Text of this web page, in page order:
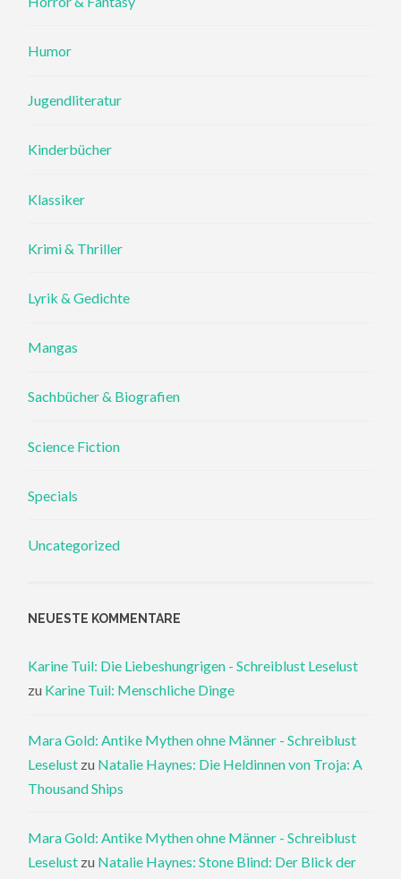
Humor
Jugendliteratur
Kinderbücher
Klassiker
Krimi & Thriller
Lyrik & Gedichte
Mangas
Sachbücher & Biografien
Science Fiction
Specials
Uncategorized
NEUESTE KOMMENTARE
Karine Tuil: Die Liebeshungrigen - Schreiblust Leselust
zu Karine Tuil: Menschliche Dinge
Mara Gold: Antike Mythen ohne Männer - Schreiblust
Leselust zu Natalie Haynes: Die Heldinnen von Troja: A
Thousand Ships
Mara Gold: Antike Mythen ohne Männer - Schreiblust
Leselust zu Natalie Haynes: Stone Blind: Der Blick der